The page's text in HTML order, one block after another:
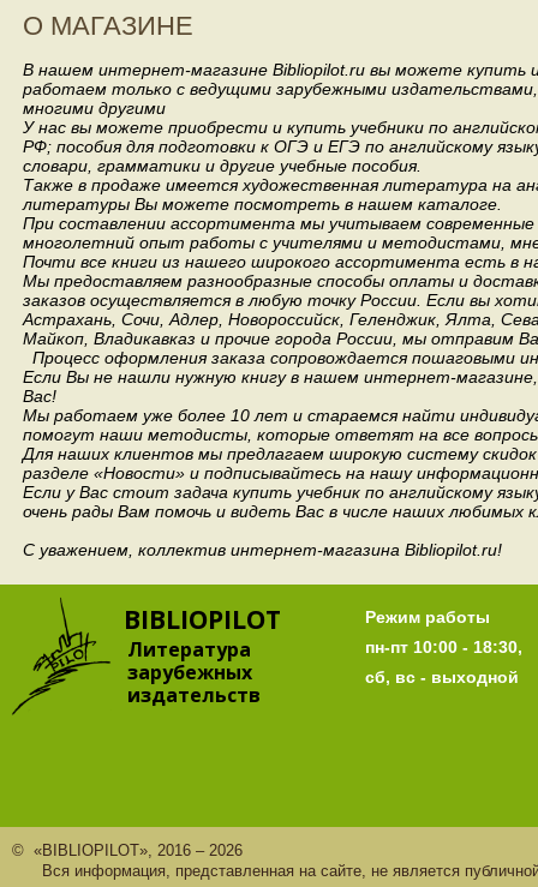
О МАГАЗИНЕ
В нашем интернет-магазине Bibliopilot.ru вы можете купить
работаем только с ведущими зарубежными издательствами,
многими другими
У нас вы можете приобрести и купить учебники по
РФ; пособия для подготовки к ОГЭ и ЕГЭ по английскому
словари, грамматики и другие учебные пособия.
Также в продаже имеется художественная литература на
литературы Вы можете посмотреть в нашем каталоге.
При составлении ассортимента мы учитываем
многолетний опыт работы с учителями и методистами,
Почти все книги из нашего широкого ассортимента есть в
Мы предоставляем разнообразные способы оплаты и
заказов осуществляется в любую точку России. Если вы
Астрахань, Сочи, Адлер, Новороссийск, Геленджик, Ялта,
Майкоп, Владикавказ и прочие города России, мы отправим
Процесс оформления заказа сопровождается пошаговыми
Если Вы не нашли нужную книгу в нашем интернет-
Вас!
Мы работаем уже более 10 лет и стараемся найти
помогут наши методисты, которые ответят на все
Для наших клиентов мы предлагаем широкую систему
разделе «Новости» и подписывайтесь на нашу
Если у Вас стоит задача купить учебник по английскому
очень рады Вам помочь и видеть Вас в числе наших любимых
С уважением, коллектив интернет-магазина Bibliopilot.ru!
BIBLIOPILOT
Литература
зарубежных
издательств
Режим работы
пн-пт 10:00 - 18:30,
сб, вс - выходной
© «BIBLIOPILOT», 2016 – 2026
Вся информация, представленная на сайте, не является